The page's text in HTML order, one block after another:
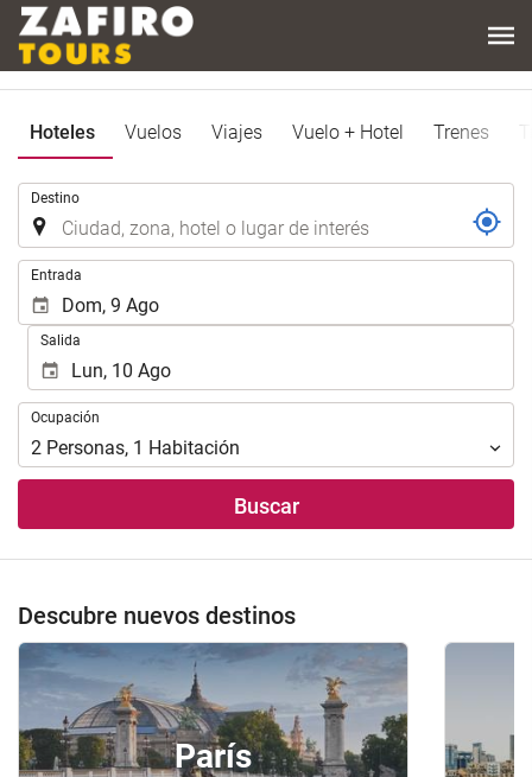
Hoteles Vuelos Viajes Vuelo + Hotel Trenes
Introduzca
lugar
de
destino
en
que
realizar
búsqueda
de
Destino
Introduzca
las
fechas
inicio
fin
para
realizar
Entrada
Salida
Ocupación
Ocupación
2 Personas, 1 Habitación
Buscar
Descubre nuevos destinos
París